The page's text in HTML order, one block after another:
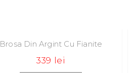
Brosa Din Argint Cu Fianite
339 lei